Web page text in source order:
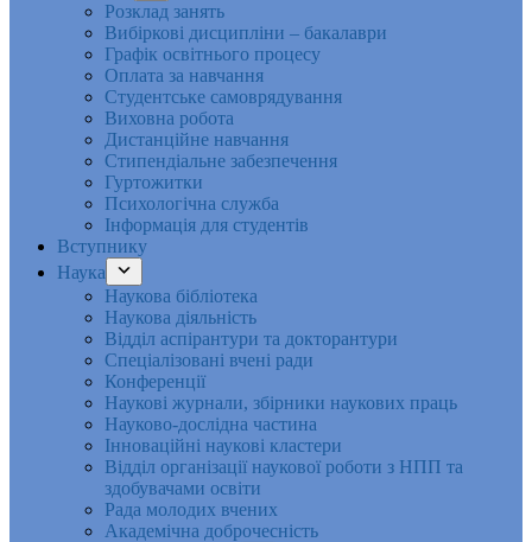
Розклад занять
Вибіркові дисципліни – бакалаври
Графік освітнього процесу
Оплата за навчання
Студентське самоврядування
Виховна робота
Дистанційне навчання
Стипендіальне забезпечення
Гуртожитки
Психологічна служба
Інформація для студентів
Вступнику
Наука
Наукова бібліотека
Наукова діяльність
Відділ аспірантури та докторантури
Спеціалізовані вчені ради
Конференції
Наукові журнали, збірники наукових праць
Науково-дослідна частина
Інноваційні наукові кластери
Відділ організації наукової роботи з НПП та
здобувачами освіти
Рада молодих вчених
Академічна доброчесність